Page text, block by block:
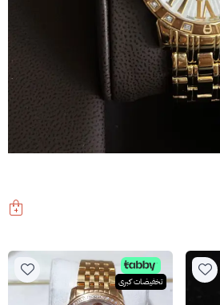
تخفيضات كبرى